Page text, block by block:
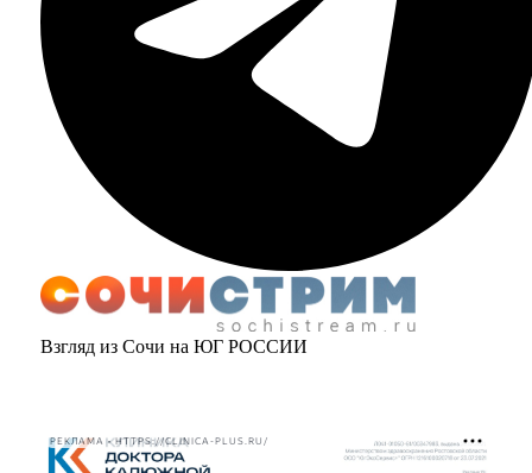
Взгляд из Сочи на ЮГ РОССИИ
РЕКЛАМА • HTTPS://CLINICA-PLUS.RU/